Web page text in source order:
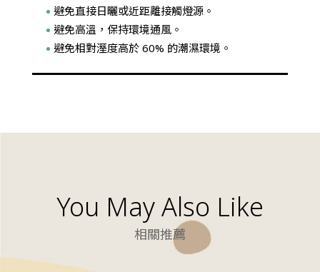
避免直接日曬或近距離接觸燈源。
避免高溫，保持環境通風。
避免相對溼度高於 60% 的潮濕環境。
You May Also Like
相關推薦